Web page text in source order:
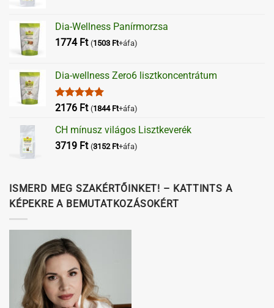
Dia-Wellness Panírmorzsa
1774 Ft (1503 Ft+áfa)
Dia-wellness Zero6 lisztkoncentrátum
Értékelés:
2176 Ft (1844 Ft+áfa)
CH mínusz világos Lisztkeverék
3719 Ft (3152 Ft+áfa)
ISMERD MEG SZAKÉRTŐINKET! – KATTINTS A
KÉPEKRE A BEMUTATKOZÁSOKÉRT